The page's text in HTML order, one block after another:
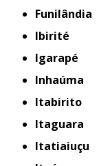
Funilândia
Ibirité
Igarapé
Inhaúma
Itabirito
Itaguara
Itatiaiuçu